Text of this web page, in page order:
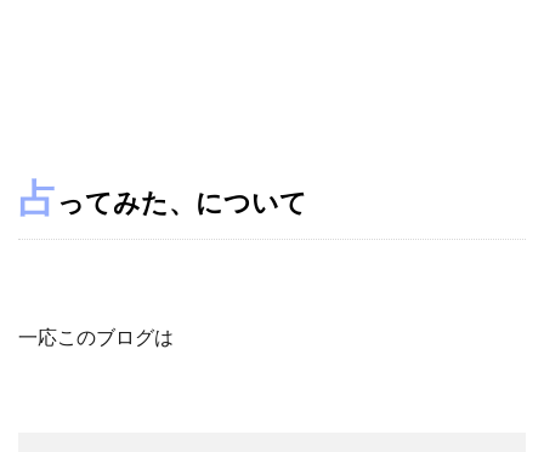
占ってみた、について
一応このブログは